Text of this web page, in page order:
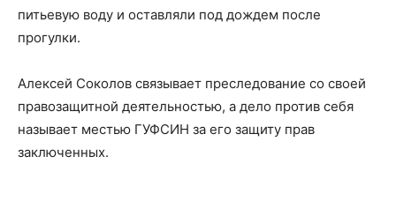
питьевую воду и оставляли под дождем после
прогулки.
Алексей Соколов связывает преследование со своей
правозащитной деятельностью, а дело против себя
называет местью ГУФСИН за его защиту прав
заключенных.